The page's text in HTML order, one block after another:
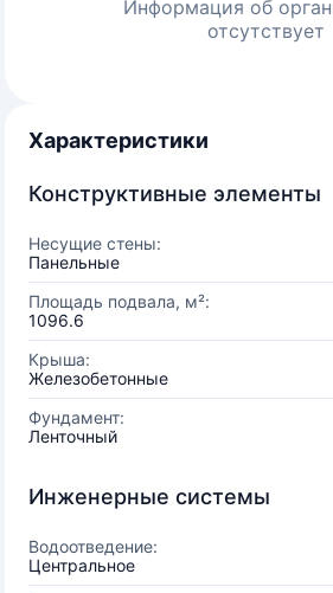
Информация об
отсутствует
Характеристики
Конструктивные элементы
Несущие стены:
Панельные
Площадь подвала, м²:
1096.6
Крыша:
Железобетонные
Фундамент:
Ленточный
Инженерные системы
Водоотведение:
Центральное